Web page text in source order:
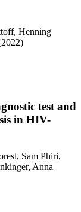
Henning
test and
in HIV-
Sam Phiri,
Anna